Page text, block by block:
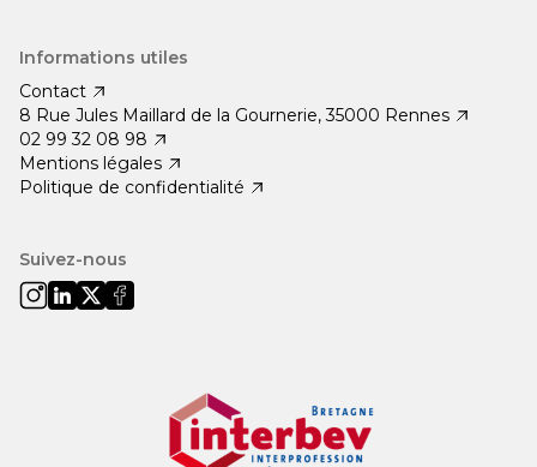
Informations utiles
Contact
8 Rue Jules Maillard de la Gournerie, 35000 Rennes
02 99 32 08 98
Mentions légales
Politique de confidentialité
Suivez-nous